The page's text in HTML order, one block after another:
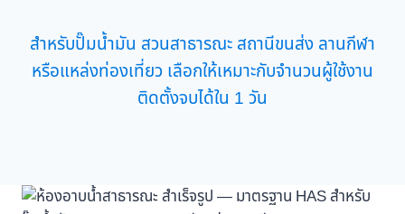
สำหรับปั๊มน้ำมัน สวนสาธารณะ สถานีขนส่ง ลานกีฬา
หรือแหล่งท่องเที่ยว เลือกให้เหมาะกับจำนวนผู้ใช้งาน
ติดตั้งจบได้ใน 1 วัน